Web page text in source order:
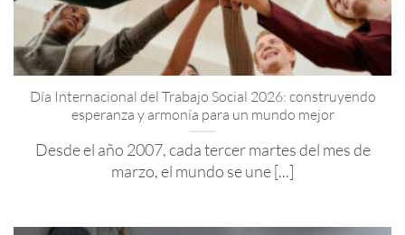
Día Internacional del Trabajo Social 2026: construyendo
esperanza y armonía para un mundo mejor
Desde el año 2007, cada tercer martes del mes de
marzo, el mundo se une [...]